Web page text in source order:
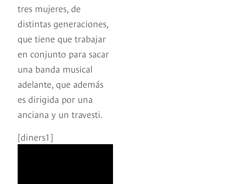
tres mujeres, de
distintas generaciones,
que tiene que trabajar
en conjunto para sacar
una banda musical
adelante, que además
es dirigida por una
anciana y un travesti.
[diners1]